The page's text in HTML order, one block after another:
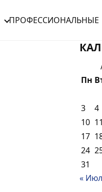
ПРОФЕССИОНАЛЬНЫЕ
Пн
3
4
10 11
17
24
31
« Июл